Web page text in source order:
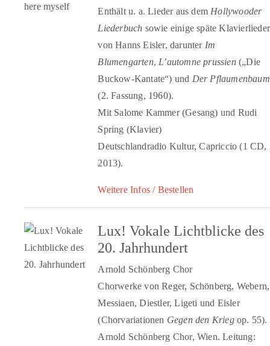
Enthält u. a. Lieder aus dem Hollywooder
Liederbuch sowie einige späte Klavierlieder
von Hanns Eisler, darunter Im
Blumengarten, L’automne prussien(„Die
Buckow-Kantate“) und Der Pflaumenbaum
(2. Fassung, 1960).
Mit Salome Kammer (Gesang) und Rudi
Spring (Klavier)
Deutschlandradio Kultur, Capriccio (1 CD,
2013).
Weitere Infos / Bestellen
Lux! Vokale Lichtblicke des
20. Jahrhundert
Arnold Schönberg Chor
Chorwerke von Reger, Schönberg, Webern,
Messiaen, Diestler, Ligeti und Eisler
(Chorvariationen Gegen den Kriegop. 55).
Arnold Schönberg Chor, Wien. Leitung: